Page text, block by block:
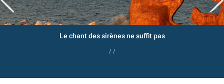
Le chant des sirènes ne suffit pas
/ /